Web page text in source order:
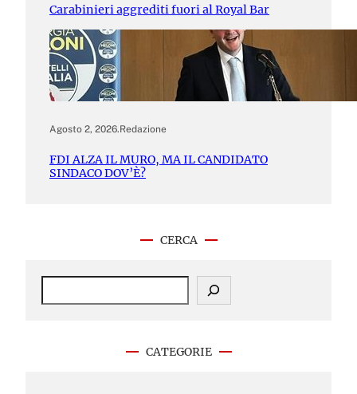
Carabinieri aggrediti fuori al Royal Bar
Agosto 2, 2026.Redazione
FDI ALZA IL MURO, MA IL CANDIDATO
SINDACO DOV’È?
CERCA
S
CATEGORIE